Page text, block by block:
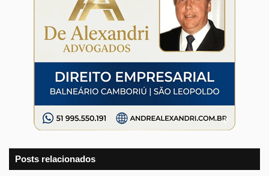
Posts relacionados